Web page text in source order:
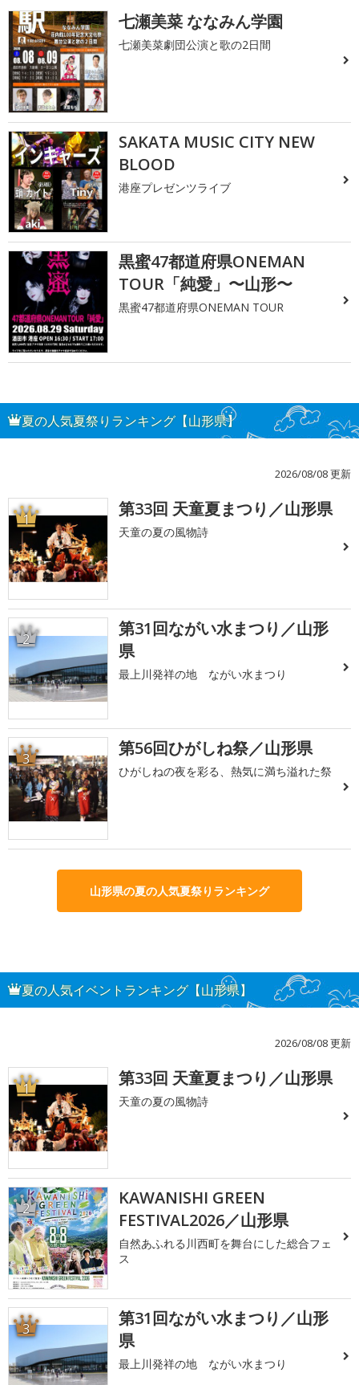
七瀬美菜 ななみん学園
七瀬美菜劇団公演と歌の2日間
SAKATA MUSIC CITY NEW
BLOOD
港座プレゼンツライブ
黒蜜47都道府県ONEMAN
TOUR「純愛」〜山形〜
黒蜜47都道府県ONEMAN TOUR
夏の人気夏祭りランキング【山形県】
2026/08/08 更新
1 第33回 天童夏まつり／山形県
天童の夏の風物詩
2
第31回ながい水まつり／山形
県
最上川発祥の地 ながい水まつり
3 第56回ひがしね祭／山形県
ひがしねの夜を彩る、熱気に満ち溢れた祭
山形県の夏の人気夏祭りランキング
夏の人気イベントランキング【山形県】
2026/08/08 更新
1 第33回 天童夏まつり／山形県
天童の夏の風物詩
2
KAWANISHI GREEN
FESTIVAL2026／山形県
自然あふれる川西町を舞台にした総合フェ
ス
3
第31回ながい水まつり／山形
県
最上川発祥の地 ながい水まつり